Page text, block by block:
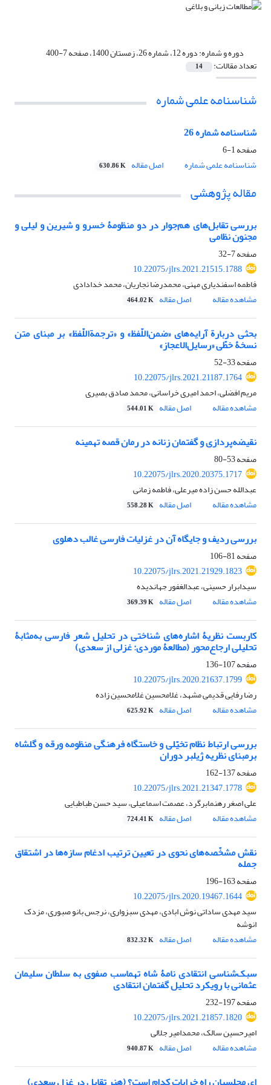
دوره و شماره:دوره 12، شماره 26، زمستان 1400، صفحه 7-400
تعداد مقالات: 14
شناسنامه علمی شماره
شناسنامه شماره 26
صفحه1-6
شناسنامه علمی شماره
اصل مقاله 630.86 K
مقاله پژوهشی
بررسی تقابل‌های هم‌جوار در دو منظومۀ خسرو و شیرین و لیلی و
مجنون نظامی
صفحه7-32
10.22075/jlrs.2021.21515.1788
فاطمه اسفندیاری مهنی، محمدرضا نجاریان، محمد خدادادی
مشاهده مقاله
اصل مقاله 464.02 K
بحثی دربارة آرایه‌های «ضمن‌اللّفظ» و «ترجمة‌اللّفظ» بر مبنای متن
نسخۀ خطّی «رسایل‌الاعجاز»
صفحه33-52
10.22075/jlrs.2021.21187.1764
مریم افضلی، احمد امیری خراسانی، محمد صادق بصیری
مشاهده مقاله
اصل مقاله 544.01 K
نقیضه‌پردازی و گفتمان زنانه در رمان قصه تهمینه
صفحه53-80
10.22075/jlrs.2020.20375.1717
عبدالله حسن زاده میرعلی، فاطمه زمانی
مشاهده مقاله
اصل مقاله 558.28 K
بررسی ردیف و جایگاه آن در غزلیات فارسی غالب دهلوی
صفحه81-106
10.22075/jlrs.2021.21929.1823
سیدابرار حسینی، عبدالغفور جهاندیده
مشاهده مقاله
اصل مقاله 369.39 K
کاربست نظریۀ اشاره‌های شناختی در تحلیل شعر فارسی به‌مثابۀ
تحلیلی ارجاع‌محور (مطالعۀ موردی: غزلی از سعدی)
صفحه107-136
10.22075/jlrs.2020.21637.1799
رضا رفایی قدیمی مشهد، غلامحسین غلامحسین زاده
مشاهده مقاله
اصل مقاله 625.92 K
بررسی ارتباط نظام تخیّلی و خاستگاه فرهنگی منظومه ورقه و گلشاه
برمبنای نظریه ژیلبر دوران
صفحه137-162
10.22075/jlrs.2021.21347.1778
علی اصغر رهنمابرگرد، عصمت اسماعیلی، سید حسن طباطبایی
مشاهده مقاله
اصل مقاله 724.41 K
نقش مشخّصه‌های نحوی در تعیین ترتیب ادغام سازه‌ها در اشتقاق
جمله
صفحه163-196
10.22075/jlrs.2020.19467.1644
سید مهدی ساداتی نوش ابادی، مهدی سبزواری، نرجس بانو صبوری، مزدک
انوشه
مشاهده مقاله
اصل مقاله 832.32 K
سبک‌شناسی انتقادی نامۀ شاه تهماسب صفوی به سلطان سلیمان
عثمانی با رویکرد تحلیل گفتمان انتقادی
صفحه197-232
10.22075/jlrs.2021.21857.1820
امیرحسین سالک، محمدامیر جلالی
مشاهده مقاله
اصل مقاله 940.87 K